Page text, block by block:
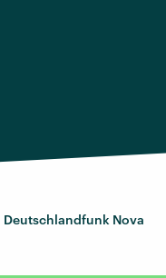
Deutschlandfunk Nova